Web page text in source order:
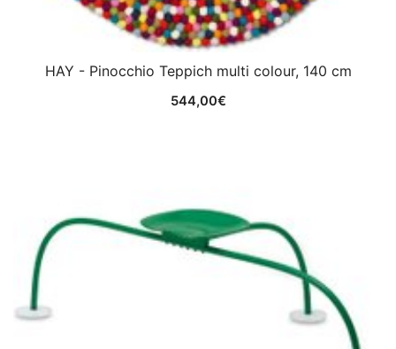
HAY - Pinocchio Teppich multi colour, 140 cm
544,00€